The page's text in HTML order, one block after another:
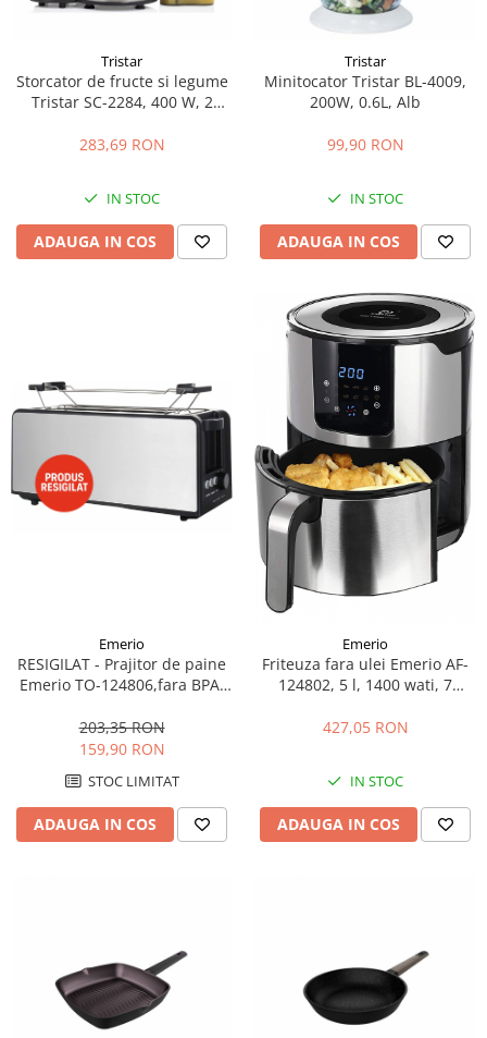
Tristar
Storcator de fructe si legume
Tristar SC-2284, 400 W, 2
antipicurare, recipient suc,
283,69 RON
IN STOC
ADAUGA IN COS
Tristar
Minitocator Tristar BL-4009,
200W, 0.6L, Alb
99,90 RON
IN STOC
ADAUGA IN COS
Emerio
RESIGILAT - Prajitor de paine
Emerio TO-124806,fara BPA,
2 feli, argintiu
203,35 RON
159,90 RON
STOC LIMITAT
ADAUGA IN COS
Emerio
Friteuza fara ulei Emerio AF-
124802, 5 l, 1400 wati, 7
incalzire, inox
427,05 RON
IN STOC
ADAUGA IN COS